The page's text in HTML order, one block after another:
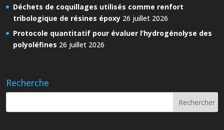
Déchets de coquillages utilisés comme renfort
tribologique de résines époxy 26 juillet 2026
Protocole quantitatif pour évaluer l’hydrogénolyse des
polyoléfines 26 juillet 2026
Recherche